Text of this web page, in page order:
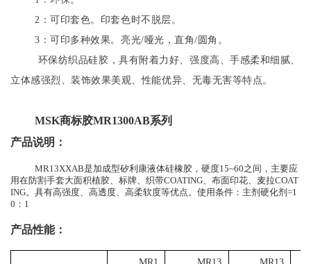
2：可印套色。印套色时不脱层。
3：可印多种效果。亮光/哑光，直角/圆角。
环保纺织品硅胶，具有附着力好、强度高、手感柔和细腻、
立体感强烈、装饰效果美观、性能优异、无毒无害等特点。
MSK商标胶MR1300AB系列
产品说明：
MR13XXAB是加成型矽利康液体硅橡胶，硬度15~60之间，主要应
用在防割手套大面积植胶、标牌、织带COATING、布面印花、麦拉COAT
ING。具有高强度、高透度、高柔软度等优点。使用条件：主剂硬化剂=1
0：1
产品性能：
MR1
MR13
MR13